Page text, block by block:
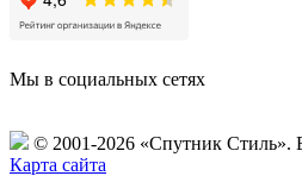
Мы в социальных сетях
© 2001-2026 «Спутник Стиль».
Карта сайта